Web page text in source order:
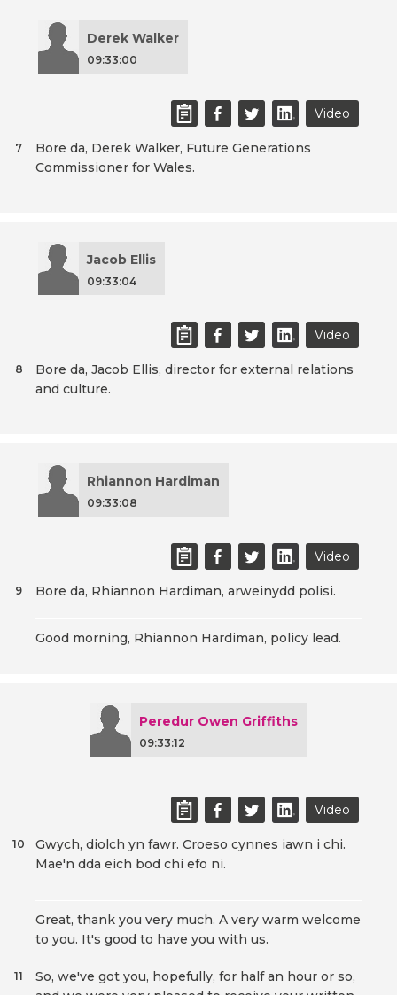
Derek Walker
09:33:00
Video
Bore da, Derek Walker, Future Generations
Commissioner for Wales.
7
Jacob Ellis
09:33:04
Video
Bore da, Jacob Ellis, director for external relations
and culture.
8
Rhiannon Hardiman
09:33:08
Video
Bore da, Rhiannon Hardiman, arweinydd polisi.
9
Good morning, Rhiannon Hardiman, policy lead.
Peredur Owen Griffiths
09:33:12
Video
Gwych, diolch yn fawr. Croeso cynnes iawn i chi.
Mae'n dda eich bod chi efo ni.
10
Great, thank you very much. A very warm welcome
to you. It's good to have you with us.
So, we've got you, hopefully, for half an hour or so,
11